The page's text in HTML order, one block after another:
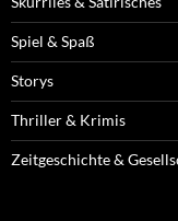
Spiel & Spaß
Storys
Thriller & Krimis
Zeitgeschichte &